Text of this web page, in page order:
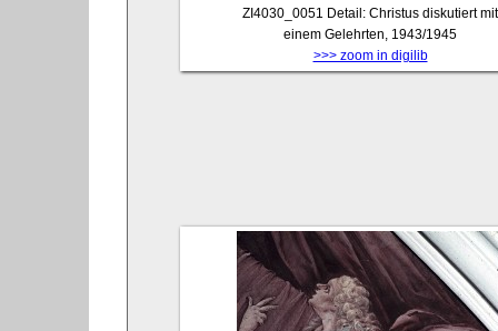
ZI4030_0051 Detail: Christus diskutiert mit
einem Gelehrten, 1943/1945
>>> zoom in digilib